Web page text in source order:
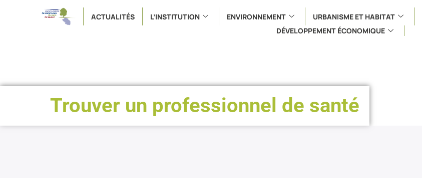
ACTUALITÉS L’INSTITUTION ENVIRONNEMENT URBANISME ET HABITAT
DÉVELOPPEMENT ÉCONOMIQUE
Trouver un professionnel de santé